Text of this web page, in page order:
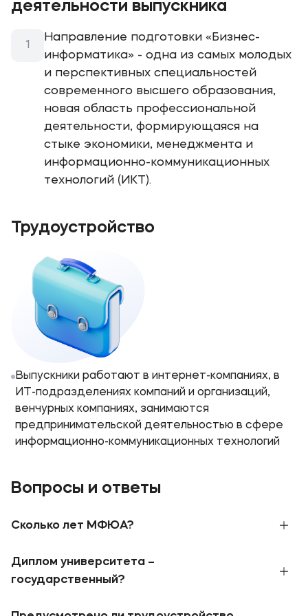
деятельности выпускника
Направление подготовки «Бизнес-
информатика» - одна из самых молодых
и перспективных специальностей
современного высшего образования,
новая область профессиональной
деятельности, формирующаяся на
стыке экономики, менеджмента и
информационно-коммуникационных
технологий (ИКТ).
Трудоустройство
Выпускники работают в интернет-компаниях, в
ИТ-подразделениях компаний и организаций,
венчурных компаниях, занимаются
предпринимательской деятельностью в сфере
информационно-коммуникационных технологий
Вопросы и ответы
Сколько лет МФЮА?
Москвы и Ассоциации международного
образования была создана Московская
Диплом университета –
государственный?